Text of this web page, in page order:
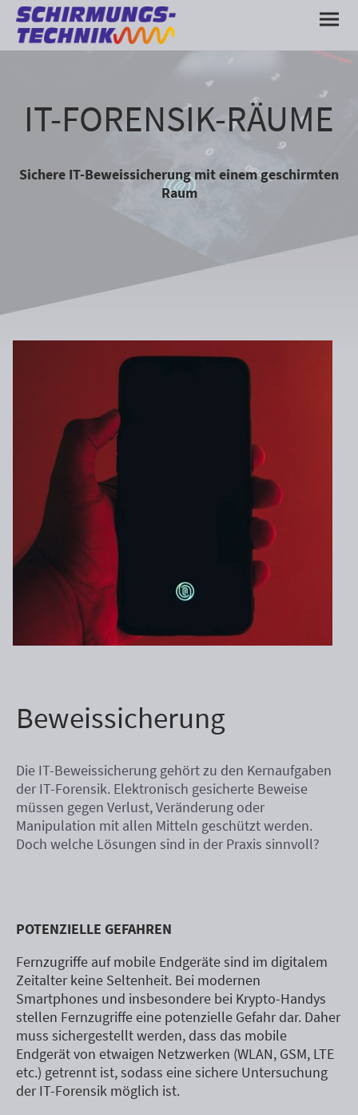
IT-FORENSIK-RÄUME
Sichere IT-Beweissicherung mit einem geschirmten
Raum
Beweissicherung
Die IT-Beweissicherung gehört zu den Kernaufgaben
der IT-Forensik. Elektronisch gesicherte Beweise
müssen gegen Verlust, Veränderung oder
Manipulation mit allen Mitteln geschützt werden.
Doch welche Lösungen sind in der Praxis sinnvoll?
POTENZIELLE GEFAHREN
Fernzugriffe auf mobile Endgeräte sind im digitalem
Zeitalter keine Seltenheit. Bei modernen
Smartphones und insbesondere bei Krypto-Handys
stellen Fernzugriffe eine potenzielle Gefahr dar. Daher
muss sichergestellt werden, dass das mobile
Endgerät von etwaigen Netzwerken (WLAN, GSM, LTE
etc.) getrennt ist, sodass eine sichere Untersuchung
der IT-Forensik möglich ist.